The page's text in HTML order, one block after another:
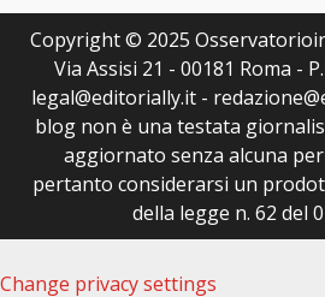
Copyright © 2025
Via Assisi 21 - 00181 Roma -
legal@editorially.it -
blog non è una testata
aggiornato senza alcuna
pertanto considerarsi un
della legge n. 62 del
Change privacy settings